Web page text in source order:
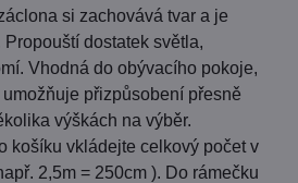
si zachovává tvar a je
dostatek světla,
Vhodná do obývacího pokoje,
přizpůsobení přesně
výškách na výběr.
košíku vkládejte celkový počet v
2,5m = 250cm ). Do rámečku